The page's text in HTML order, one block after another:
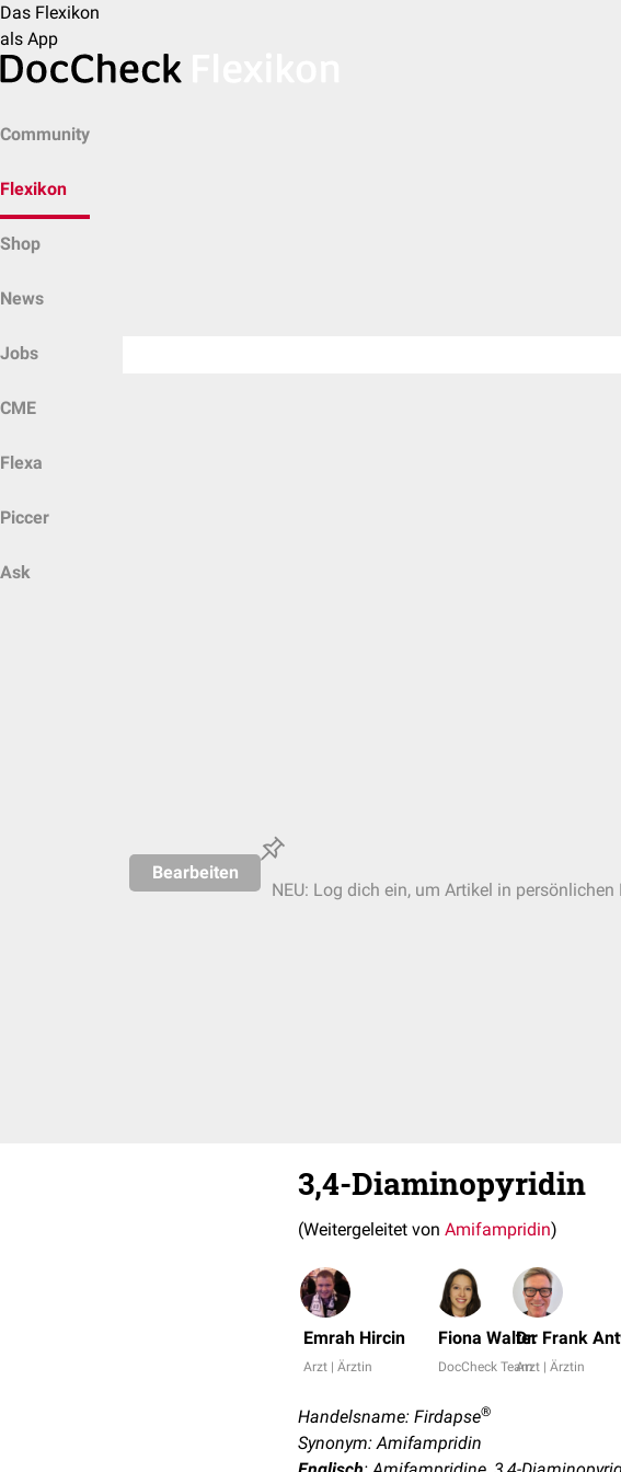
Das Flexikon
als App
Community
Flexikon
Shop
News
Jobs
CME
Flexa
Piccer
Ask
Bearbeiten
NEU: Log dich ein, um Artikel in
3,4-Diaminopyridin
(Weitergeleitet von Amifampridin)
Emrah Hircin
Arzt | Ärztin
Fiona Walter
DocCheck Team
Dr. Frank
Arzt | Ärztin
Handelsname: Firdapse®
Synonym: Amifampridin